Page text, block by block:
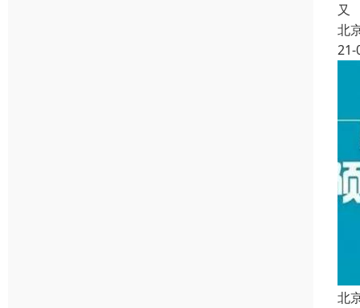
又
北
21-
北